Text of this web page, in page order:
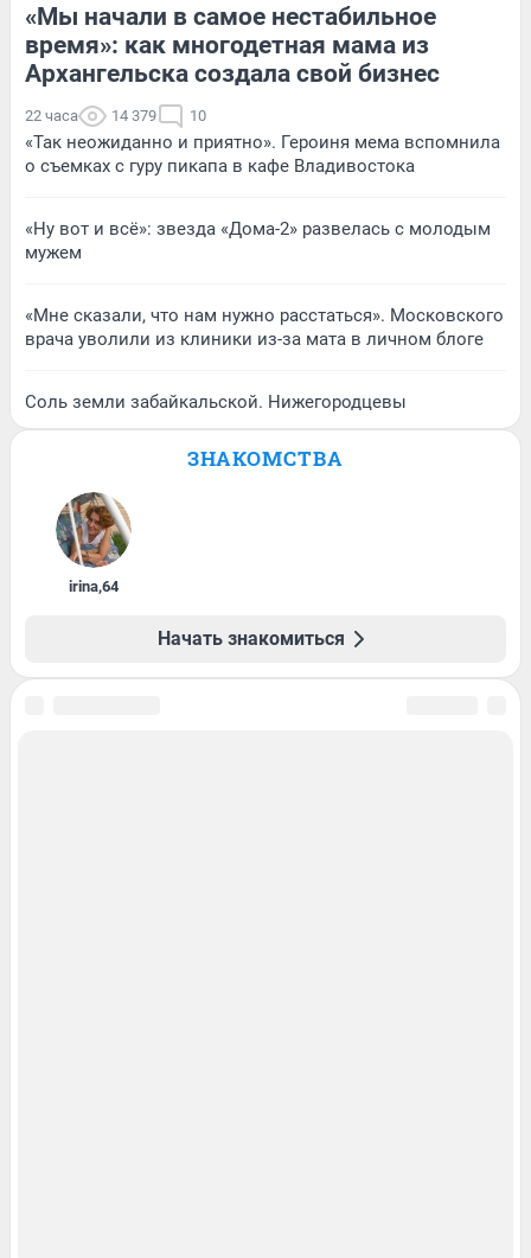
«Мы начали в самое нестабильное
время»: как многодетная мама из
Архангельска создала свой бизнес
22 часа 14 379 10
«Так неожиданно и приятно». Героиня мема вспомнила
о съемках с гуру пикапа в кафе Владивостока
«Ну вот и всё»: звезда «Дома-2» развелась с молодым
мужем
«Мне сказали, что нам нужно расстаться». Московского
врача уволили из клиники из-за мата в личном блоге
Соль земли забайкальской. Нижегородцевы
ЗНАКОМСТВА
irina,64
Начать знакомиться